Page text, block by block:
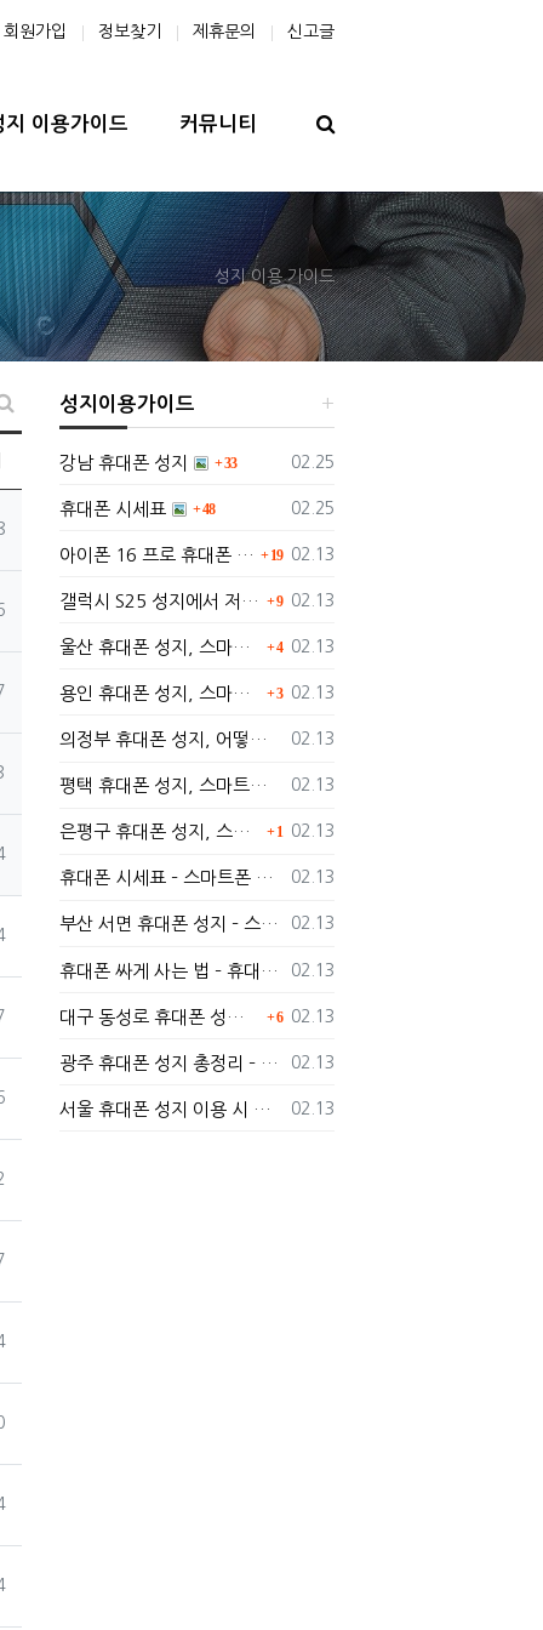
회원가입 정보찾기 제휴문의 신고글
지 이용가이드 커뮤니티
성지 이용 가이드
순 정렬
게시판 검색
성지이용가이드
등록일
02.25
강남 휴대폰 성지 33
등록일
02.25
휴대폰 시세표 48
등록일
02.13
아이폰 16 프로 휴대폰 성지에서 구매하는 방법과 가격 19
등록일
02.13
갤럭시 S25 성지에서 저렴하게 구매하는 방법 9
등록일
02.13
울산 휴대폰 성지, 스마트폰을 더 저렴하게 구매할 수 있는 방법은?
댓글
4
등록일
02.13
용인 휴대폰 성지, 스마트폰을 더 저렴하게 구입하는 방법!
댓글
3
등록일
02.13
의정부 휴대폰 성지, 어떻게 저렴하게 스마트폰을 구입할 수 있을까?
등록일
02.13
평택 휴대폰 성지, 스마트폰을 저렴하게 구매하는 팁
등록일
02.13
은평구 휴대폰 성지, 스마트폰을 저렴하게 개통하려면 어떻게 해야 할까?
댓글
1
등록일
02.13
휴대폰 시세표 – 스마트폰 가격 비교하고 최저가로 개통하는 법
등록일
02.13
부산 서면 휴대폰 성지 – 스마트폰 최저가로 개통하는 법
등록일
02.13
휴대폰 싸게 사는 법 – 휴대폰 성지에서 최저가로 개통하는 노하우
등록일
02.13
대구 동성로 휴대폰 성지 총정리 – 최저가 스마트폰 구매 가이드 6
등록일
02.13
광주 휴대폰 성지 총정리 – 지역별 최저가 구매 가이드
등록일
02.13
서울 휴대폰 성지 이용 시 꼭 알아야 할 주의사항!